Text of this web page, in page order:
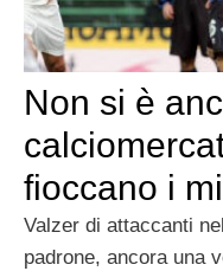
Non si è
fioccano i
Valzer di attaccanti
padrone, ancora una